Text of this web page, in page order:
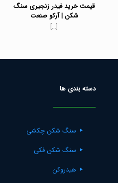
قیمت خرید فیدر زنجیری سنگ
شکن | آرکو صنعت
[…]
دسته بندی ها
سنگ شکن چکشی
سنگ شکن فکی
هیدروکن